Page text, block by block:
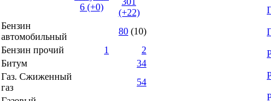
6 (+0)
(+22)
Бензин
автомобильный
80 (10)
Бензин прочий
1
2
Битум
34
Газ. Сжиженный
газ
54